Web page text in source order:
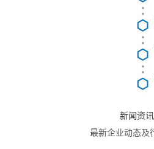
新闻资讯
最新企业动态及